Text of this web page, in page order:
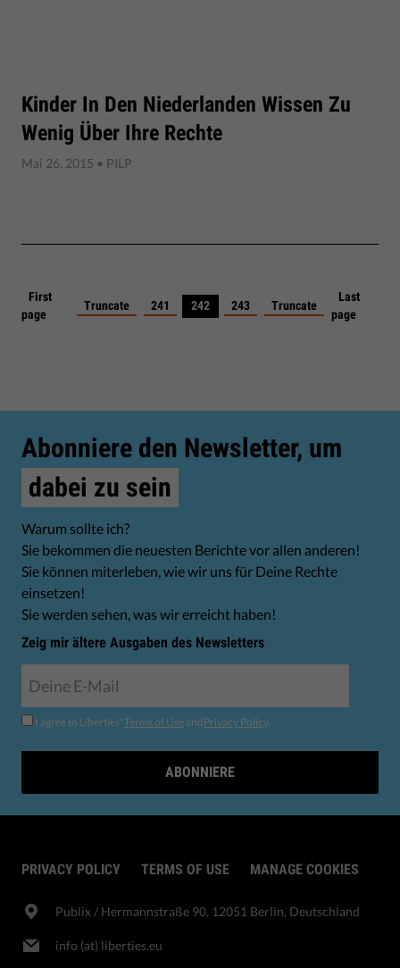
Kinder In Den Niederlanden Wissen Zu
Wenig Über Ihre Rechte
Mai 26, 2015 • PILP
First
page
Truncate 241 242 243 Truncate
Last
page
Abonniere den Newsletter, um
dabei zu sein
Warum sollte ich?
Sie bekommen die neuesten Berichte vor allen anderen!
Sie können miterleben, wie wir uns für Deine Rechte
einsetzen!
Sie werden sehen, was wir erreicht haben!
Zeig mir ältere Ausgaben des Newsletters
I agree to Liberties' Terms of Use andPrivacy Policy.
ABONNIERE
PRIVACY POLICY TERMS OF USE MANAGE COOKIES
Publix​ / Hermannstraße 90, 12051 Berlin, Deutschland
info (at) liberties.eu